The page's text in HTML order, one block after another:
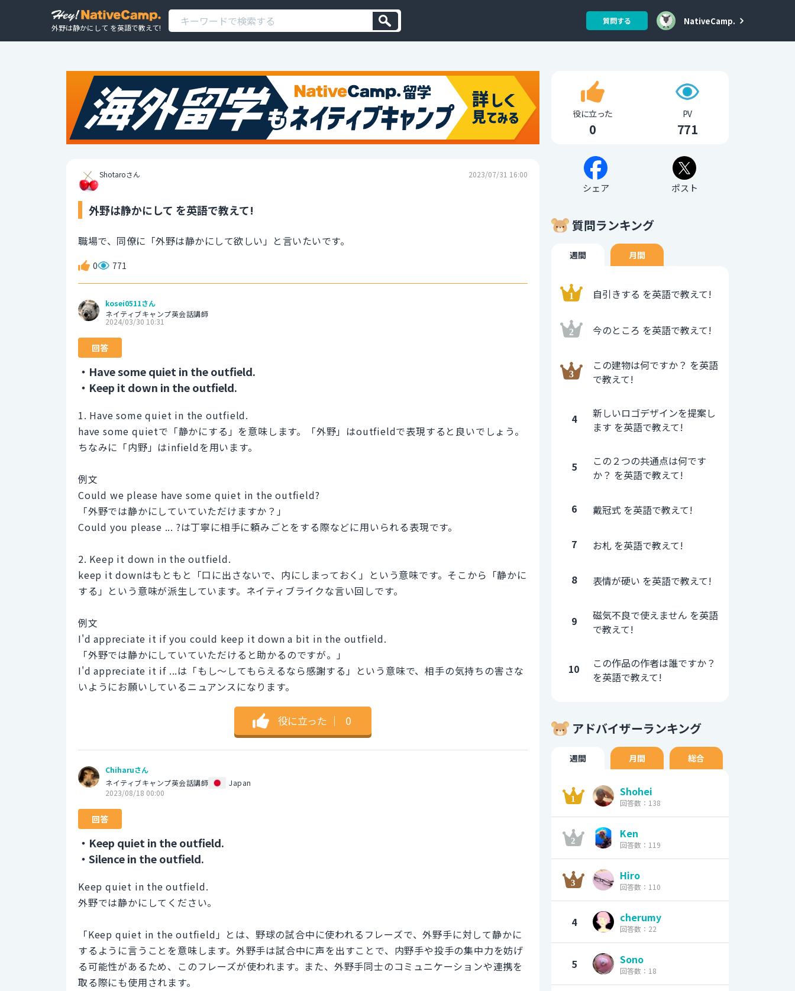
外野は静かにして を英語で教えて!
質問する NativeCamp.
Shotaroさん 2023/07/31 16:00
外野は静かにして を英語で教えて!
職場で、同僚に「外野は静かにして欲しい」と言いたいです。
0 771
kosei0511さん
ネイティブキャンプ英会話講師
2024/03/30 10:31
回答
・Have some quiet in the outfield.
・Keep it down in the outfield.
1. Have some quiet in the outfield.
have some quietで「静かにする」を意味します。「外野」はoutfieldで表現すると良いでしょう。
ちなみに「内野」はinfieldを用います。
例文
Could we please have some quiet in the outfield?
「外野では静かにしていていただけますか？」
Could you please ... ?は丁寧に相手に頼みごとをする際などに用いられる表現です。
2. Keep it down in the outfield.
keep it downはもともと「口に出さないで、内にしまっておく」という意味です。そこから「静かに
する」という意味が派生しています。ネイティブライクな言い回しです。
例文
I'd appreciate it if you could keep it down a bit in the outfield.
「外野では静かにしていていただけると助かるのですが。」
I'd appreciate it if ...は「もし～してもらえるなら感謝する」という意味で、相手の気持ちの害さな
いようにお願いしているニュアンスになります。
役に立った ｜ 0
Chiharuさん
ネイティブキャンプ英会話講師
Japan
2023/08/18 00:00
回答
・Keep quiet in the outfield.
・Silence in the outfield.
Keep quiet in the outfield.
外野では静かにしてください。
「Keep quiet in the outfield」とは、野球の試合中に使われるフレーズで、外野手に対して静かに
するように言うことを意味します。外野手は試合中に声を出すことで、内野手や投手の集中力を妨げ
る可能性があるため、このフレーズが使われます。また、外野手同士のコミュニケーションや連携を
取る際にも使用されます。
役に立った
0
PV
771
シェア ポスト
質問ランキング
週間 月間
自引きする を英語で教えて!
今のところ を英語で教えて!
この建物は何ですか？ を英語
で教えて!
4
新しいロゴデザインを提案し
ます を英語で教えて!
5
この２つの共通点は何です
か？ を英語で教えて!
6 戴冠式 を英語で教えて!
7 お札 を英語で教えて!
8 表情が硬い を英語で教えて!
9
磁気不良で使えません を英語
で教えて!
10
この作品の作者は誰ですか？
を英語で教えて!
アドバイザーランキング
週間 月間 総合
Shohei
回答数：138
Ken
回答数：119
Hiro
回答数：110
4 cherumy
回答数：22
5 Sono
回答数：18